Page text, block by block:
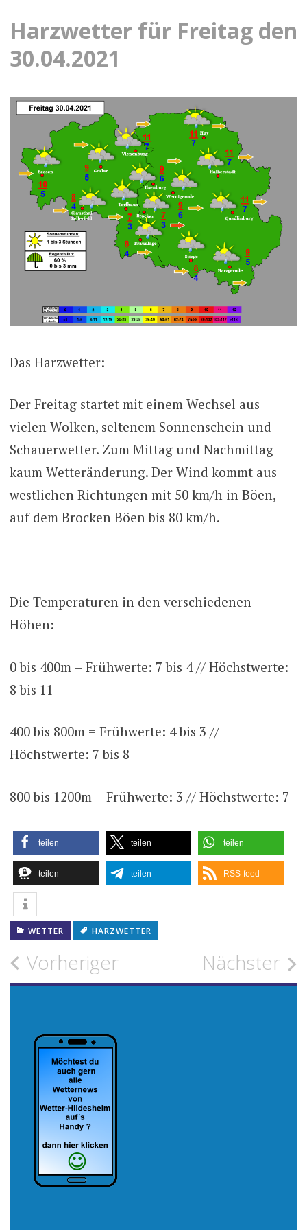
Harzwetter für Freitag den
30.04.2021
Das Harzwetter:
Der Freitag startet mit einem Wechsel aus
vielen Wolken, seltenem Sonnenschein und
Schauerwetter. Zum Mittag und Nachmittag
kaum Wetteränderung. Der Wind kommt aus
westlichen Richtungen mit 50 km/h in Böen,
auf dem Brocken Böen bis 80 km/h.
Die Temperaturen in den verschiedenen
Höhen:
0 bis 400m = Frühwerte: 7 bis 4 // Höchstwerte:
8 bis 11
400 bis 800m = Frühwerte: 4 bis 3 //
Höchstwerte: 7 bis 8
800 bis 1200m = Frühwerte: 3 // Höchstwerte: 7
teilen teilen teilen
teilen teilen RSS-feed
WETTER HARZWETTER
Beitragsnavigation
Vorheriger Nächster